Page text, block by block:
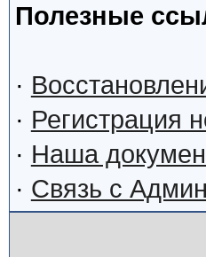
Полезные
·
· Регистрация
· Наша
· Связь с